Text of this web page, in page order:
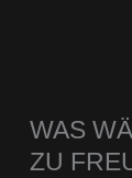
WAS
ZU